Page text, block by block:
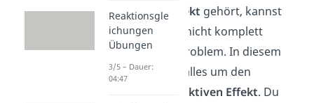
einmal vom+I Effekt gehört, kannst
diesen aber noch nicht komplett
verstehen? Kein Problem. In diesem
Artikel dreht sich alles um den
induktiven Effekt. Du
Reaktionsgle
ichungen
Übungen
3/5 – Dauer:
04:47